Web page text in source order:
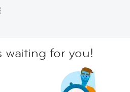
for you!